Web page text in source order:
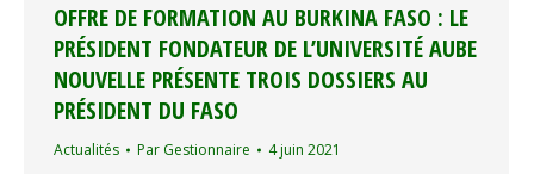
OFFRE DE FORMATION AU BURKINA FASO : LE
PRÉSIDENT FONDATEUR DE L’UNIVERSITÉ AUBE
NOUVELLE PRÉSENTE TROIS DOSSIERS AU
PRÉSIDENT DU FASO
Actualités Par Gestionnaire 4 juin 2021